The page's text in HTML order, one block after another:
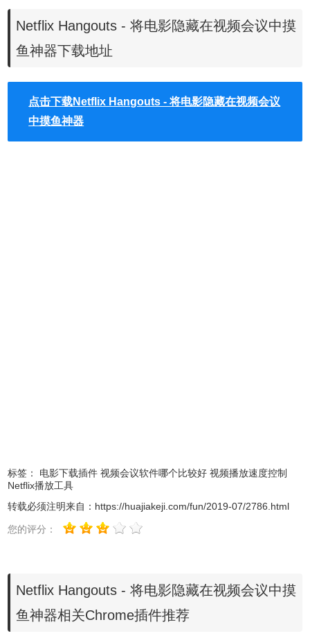
1.Netflix Hangouts.插件离线安装的方法参照一下方法：老版
本chrome浏览器，首先在标签页输入
【chrome://extensions/】进入chrome插件，解压你在本站下
Netflix Hangouts - 将电影隐藏在视频会议中摸
鱼神器下载地址
点击下载Netflix Hangouts - 将电影隐藏在视频会议
中摸鱼神器
标签： 电影下载插件 视频会议软件哪个比较好 视频播放速度控制
Netflix播放工具
转载必须注明来自： https://huajiakeji.com/fun/2019-07/2786.html
您的评分：
Netflix Hangouts - 将电影隐藏在视频会议中摸
鱼神器相关Chrome插件推荐